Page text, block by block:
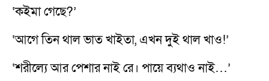
‘কইমা গেছে?’
‘আগে তিন থাল ভাত খাইতা, এখন দুই থাল খাও!’
‘শরীল্যে আর পেশার নাই রে। পায়ে ব্যথাও নাই…’